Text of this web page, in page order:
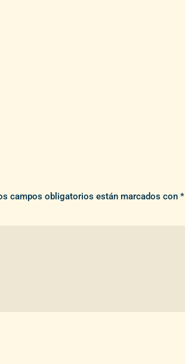
campos obligatorios están marcados con*